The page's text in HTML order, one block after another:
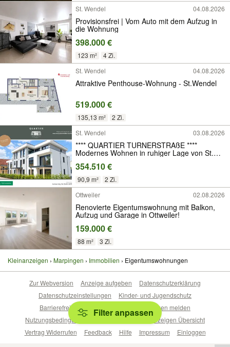
St. Wendel
04.08.2026
Provisionsfrei | Vom Auto mit dem Aufzug in
die Wohnung
398.000 €
123 m²
4 Zi.
St. Wendel
04.08.2026
Attraktive Penthouse-Wohnung - St.Wendel
519.000 €
135,13 m²
2 Zi.
St. Wendel
03.08.2026
**** QUARTIER TURNERSTRAßE ****
Modernes Wohnen in ruhiger Lage von St.
354.510 €
90,9 m²
2 Zi.
Ottweiler
02.08.2026
Renovierte Eigentumswohnung mit Balkon,
Aufzug und Garage in Ottweiler!
159.000 €
88 m² 3 Zi.
Kleinanzeigen Marpingen Immobilien Eigentumswohnungen
Filter anpassen
Zur Webversion Anzeige aufgeben
Datenschutzerklärung
Datenschutzeinstellungen
Kinder- und Jugendschutz
Barrierefreiheitserklärung
Sicherheitslücken melden
Nutzungsbedingungen
Beliebte Suchen
Anzeigen Übersicht
Vertrag Widerrufen
Feedback Hilfe Impressum Einloggen